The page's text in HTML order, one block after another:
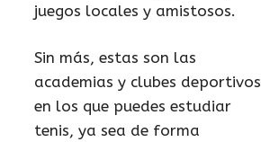
juegos locales y amistosos.
Sin más, estas son las
academias y clubes deportivos
en los que puedes estudiar
tenis, ya sea de forma